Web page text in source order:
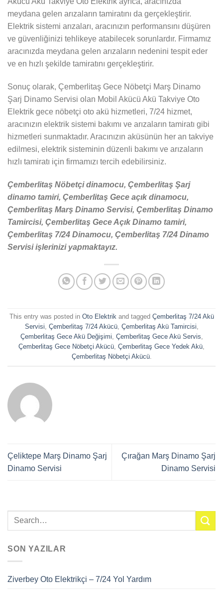
meydana gelen arızaların tamiratını da gerçekleştirir.
Elektrik sistemi arızaları, aracınızın performansını düşüren
ve güvenliğinizi tehlikeye atabilecek sorunlardır. Firmamız
aracınızda meydana gelen arızaların nedenini tespit eder
ve en hızlı şekilde tamiratını gerçekleştirir.
Sonuç olarak, Çemberlitaş Gece Nöbetçi Marş Dinamo
Şarj Dinamo Servisi olan Mobil Akücü Akü Takviye Oto
Elektrik gece nöbetçi oto akü hizmetleri, 7/24 hizmet,
aracınızın elektrik sistemi bakımı ve arızaların tamiratı gibi
hizmetleri sunmaktadır. Aracınızın aküsünün her an takviye
edilmesi, elektrik sisteminin düzenli bakımı ve arızaların
hızlı tamiratı için firmamızı tercih edebilirsiniz.
Çemberlitaş Nöbetçi dinamocu, Çemberlitaş Şarj
dinamo tamiri, Çemberlitaş Gece açık dinamocu,
Çemberlitaş Marş Dinamo Servisi, Çemberlitaş Dinamo
Tamircisi, Çemberlitaş Gece Açık Dinamo tamiri,
Çemberlitaş 7/24 Dinamocu, Çemberlitaş 7/24 Dinamo
Servisi işlerinizi yapmaktayız.
This entry was posted in Oto Elektrikand tagged Çemberlitaş 7/24 Akü
Servisi, Çemberlitaş 7/24 Akücü, Çemberlitaş Akü Tamircisi,
Çemberlitaş Gece Akü Değişimi, Çemberlitaş Gece Akü Servis,
Çemberlitaş Gece Nöbetçi Akücü, Çemberlitaş Gece Yedek Akü,
Çemberlitaş Nöbetçi Akücü.
Çeliktepe Marş Dinamo Şarj
Dinamo Servisi
Çırağan Marş Dinamo Şarj
Dinamo Servisi
SON YAZILAR
Ziverbey Oto Elektrikçi – 7/24 Yol Yardım